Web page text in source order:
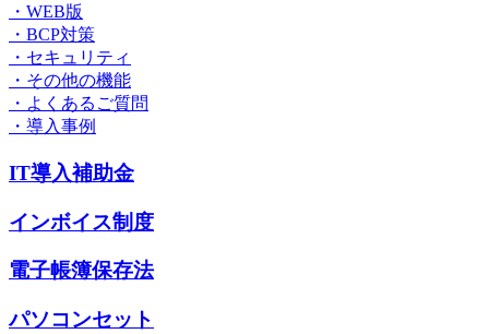
・WEB版
・BCP対策
・セキュリティ
・その他の機能
・よくあるご質問
・導入事例
IT導入補助金
インボイス制度
電子帳簿保存法
パソコンセット